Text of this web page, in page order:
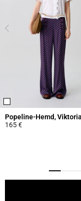
165 €